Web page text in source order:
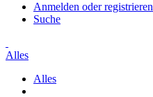
Anmelden oder registrieren
Suche
Alles
Alles